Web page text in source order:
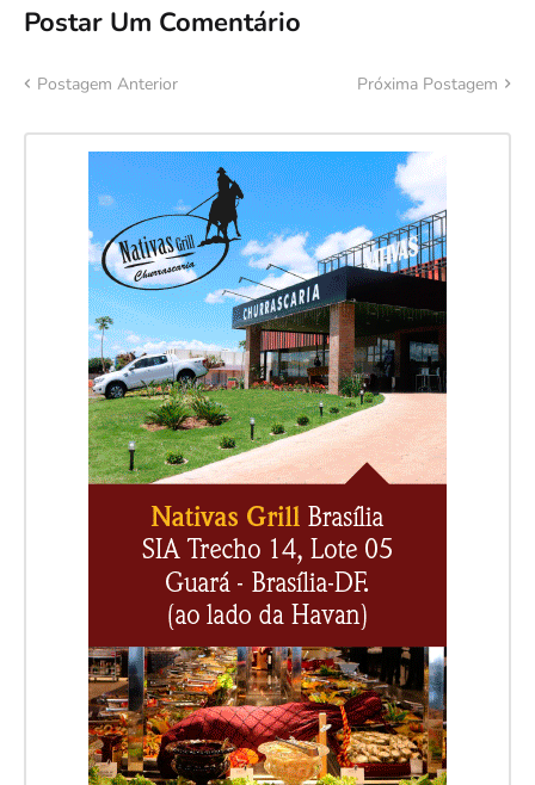
Postar Um Comentário
Postagem Anterior Próxima Postagem